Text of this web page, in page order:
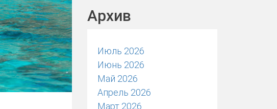
Aрхив
Июль 2026
Июнь 2026
Май 2026
Апрель 2026
Март 2026